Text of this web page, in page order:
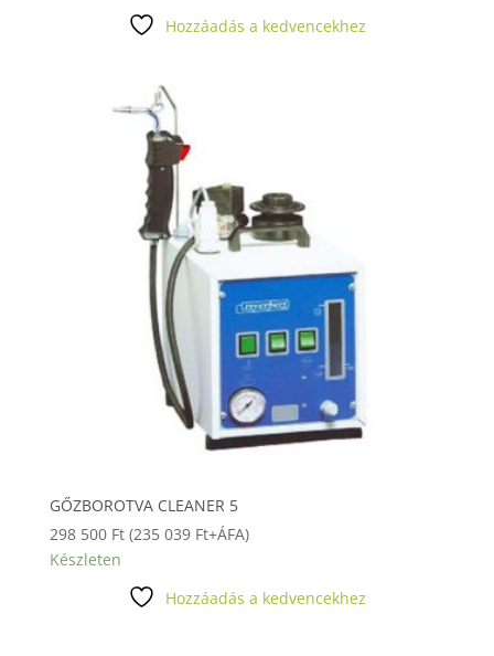
-
Hozzáadás a kedvencekhez
GŐZBOROTVA CLEANER 5
298 500 Ft (235 039 Ft+ÁFA)
Készleten
Hozzáadás a kedvencekhez